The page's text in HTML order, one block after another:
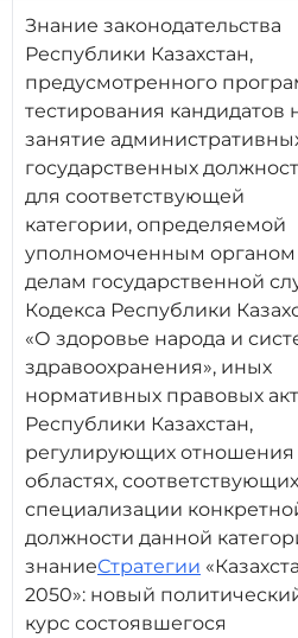
Знание законодательства
Республики Казахстан,
предусмотренного
тестирования кандидатов
занятие
государственных
для соответствующей
категории, определяемой
уполномоченным
делам государственной
Кодекса Республики
«О здоровье народа и
здравоохранения», иных
нормативных правовых
Республики Казахстан,
регулирующих отношения
областях, соответствующих
специализации
должности данной
знаниеСтратегии
2050»: новый
курс состоявшегося